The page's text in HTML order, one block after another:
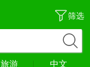
筛选
旅游 中文